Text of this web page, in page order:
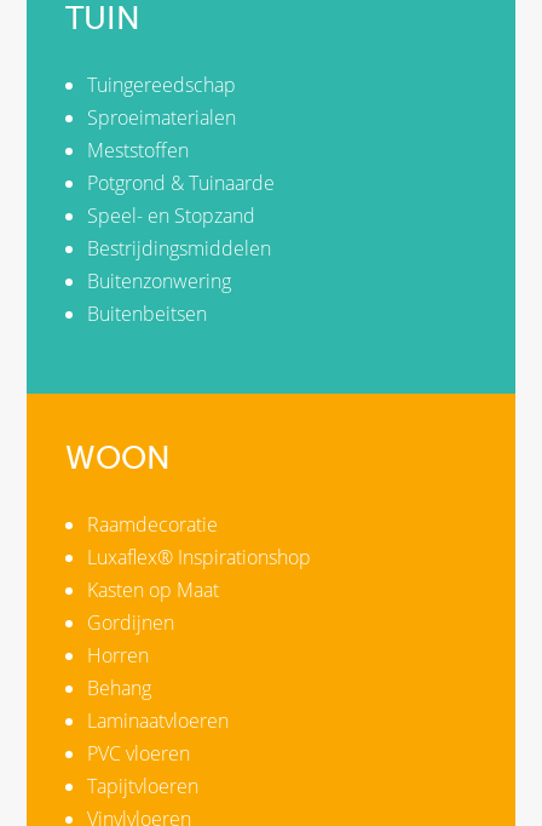
TUIN
Tuingereedschap
Sproeimaterialen
Meststoffen
Potgrond & Tuinaarde
Speel- en Stopzand
Bestrijdingsmiddelen
Buitenzonwering
Buitenbeitsen
WOON
Raamdecoratie
Luxaflex® Inspirationshop
Kasten op Maat
Gordijnen
Horren
Behang
Laminaatvloeren
PVC vloeren
Tapijtvloeren
Vinylvloeren